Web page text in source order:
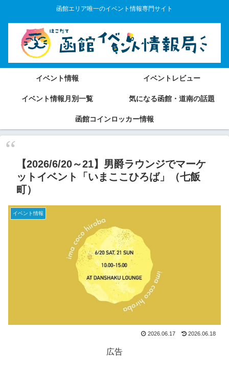
函館エリア唯一のイベント情報専門サイト
イベント情報 イベントレビュー
イベント情報月別一覧 気になる函館・道南の話題
函館コインロッカー情報
【2026/6/20～21】男爵ラウンジでマーケ
ットイベント「いまここひろば」（七飯
町）
イベント情報
2026.06.17 2026.06.18
広告